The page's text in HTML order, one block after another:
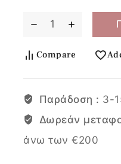
Compare
Παράδοση : 3-
Δωρεάν
άνω των €200